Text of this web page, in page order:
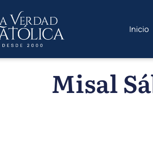
Inicio
Misal